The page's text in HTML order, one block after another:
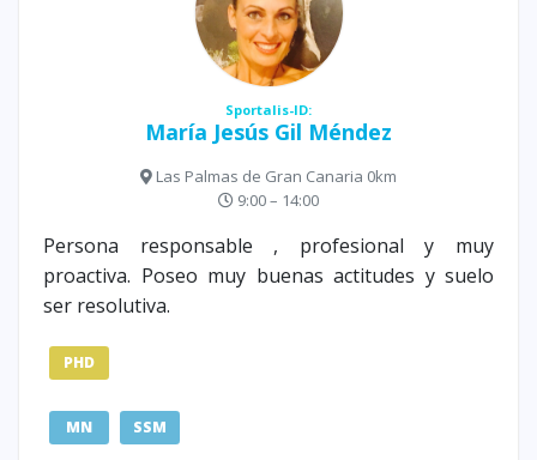
Sportalis-ID:
María Jesús Gil Méndez
Las Palmas de Gran Canaria 0km
9:00 – 14:00
Persona responsable , profesional y muy
proactiva. Poseo muy buenas actitudes y suelo
ser resolutiva.
PHD
MN SSM